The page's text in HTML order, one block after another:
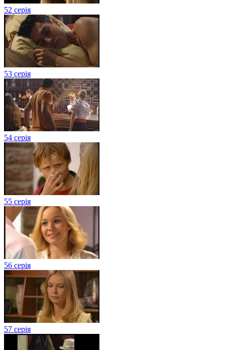
52 серія
53 серія
54 серія
55 серія
56 серія
57 серія